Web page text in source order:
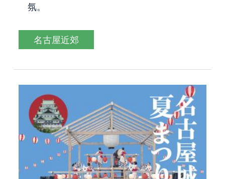
氛。
名古屋近郊